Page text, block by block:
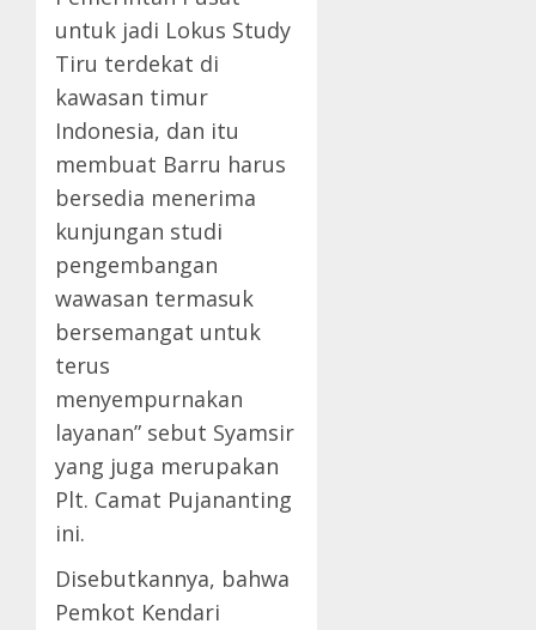
untuk jadi Lokus Study
Tiru terdekat di
kawasan timur
Indonesia, dan itu
membuat Barru harus
bersedia menerima
kunjungan studi
pengembangan
wawasan termasuk
bersemangat untuk
terus
menyempurnakan
layanan” sebut Syamsir
yang juga merupakan
Plt. Camat Pujananting
ini.
Disebutkannya, bahwa
Pemkot Kendari